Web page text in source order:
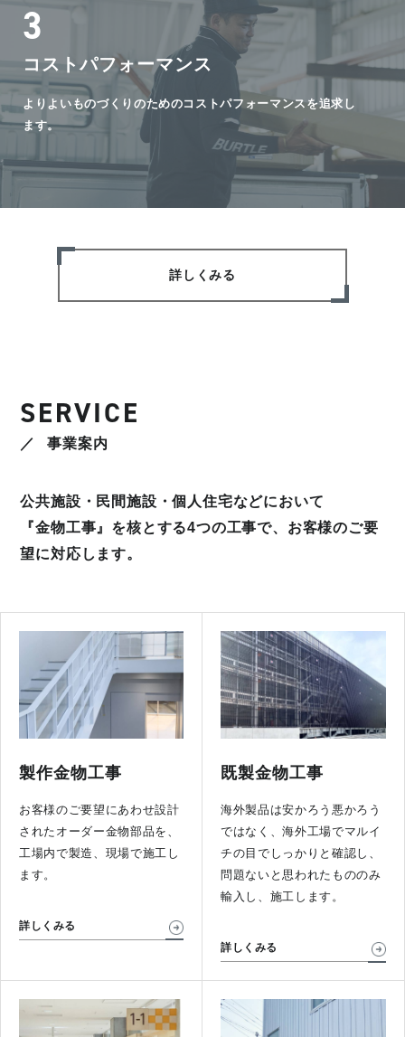
3
コストパフォーマンス
よりよいものづくりのためのコストパフォーマンスを追求し
ます。
詳しくみる
SERVICE
事業案内
公共施設・民間施設・個人住宅などにおいて
『金物工事』を核とする4つの工事で、お客様のご要
望に対応します。
製作金物工事
お客様のご要望にあわせ設計
されたオーダー金物部品を、
工場内で製造、現場で施工し
ます。
詳しくみる
既製金物工事
海外製品は安かろう悪かろう
ではなく、海外工場でマルイ
チの目でしっかりと確認し、
問題ないと思われたもののみ
輸入し、施工します。
詳しくみる